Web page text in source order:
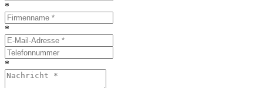
*
*
*